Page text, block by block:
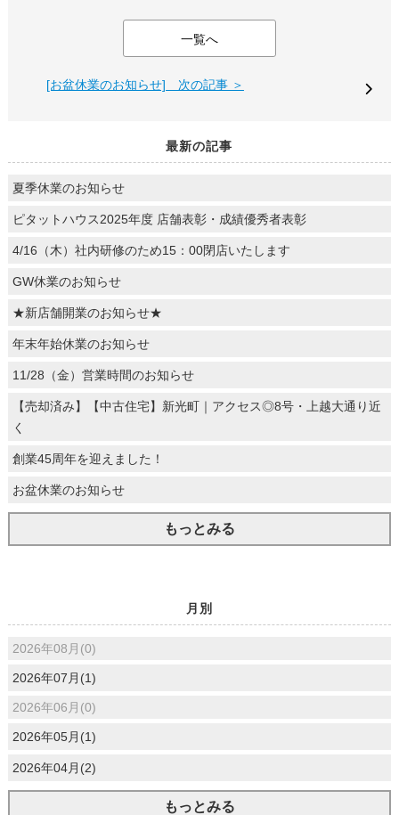
一覧へ
[お盆休業のお知らせ] 次の記事 ＞
最新の記事
夏季休業のお知らせ
ピタットハウス2025年度 店舗表彰・成績優秀者表彰
4/16（木）社内研修のため15：00閉店いたします
GW休業のお知らせ
★新店舗開業のお知らせ★
年末年始休業のお知らせ
11/28（金）営業時間のお知らせ
【売却済み】【中古住宅】新光町｜アクセス◎8号・上越大通り近
く
創業45周年を迎えました！
お盆休業のお知らせ
もっとみる
月別
2026年08月(0)
2026年07月(1)
2026年06月(0)
2026年05月(1)
2026年04月(2)
もっとみる